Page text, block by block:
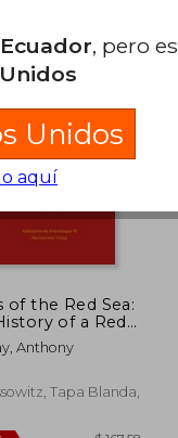
of the Red Sea:
of a Red
from the
to the
Anthony
Tapa Blanda,
, pero
Unidos
aquí